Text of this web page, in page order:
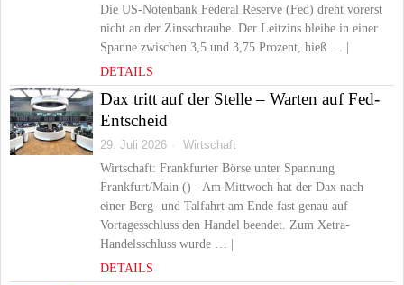
Die US-Notenbank Federal Reserve (Fed) dreht vorerst
nicht an der Zinsschraube. Der Leitzins bleibe in einer
Spanne zwischen 3,5 und 3,75 Prozent, hieß … |
DETAILS
Dax tritt auf der Stelle – Warten auf Fed-
Entscheid
29. Juli 2026
Wirtschaft
Wirtschaft: Frankfurter Börse unter Spannung
Frankfurt/Main () - Am Mittwoch hat der Dax nach
einer Berg- und Talfahrt am Ende fast genau auf
Vortagesschluss den Handel beendet. Zum Xetra-
Handelsschluss wurde … |
DETAILS